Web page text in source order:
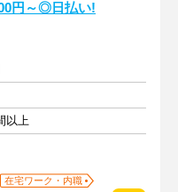
円～◎日払い!
以上
在宅ワーク・内職